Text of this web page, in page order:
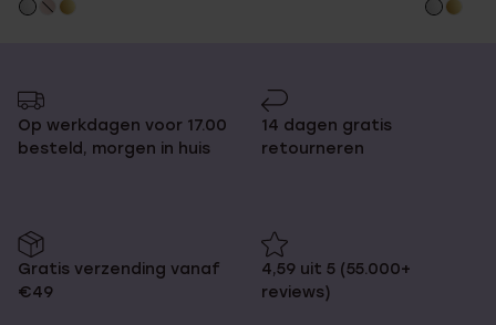
Op werkdagen voor 17.00
besteld, morgen in huis
14 dagen gratis
retourneren
Gratis verzending vanaf
€49
4,59 uit 5 (55.000+
reviews)